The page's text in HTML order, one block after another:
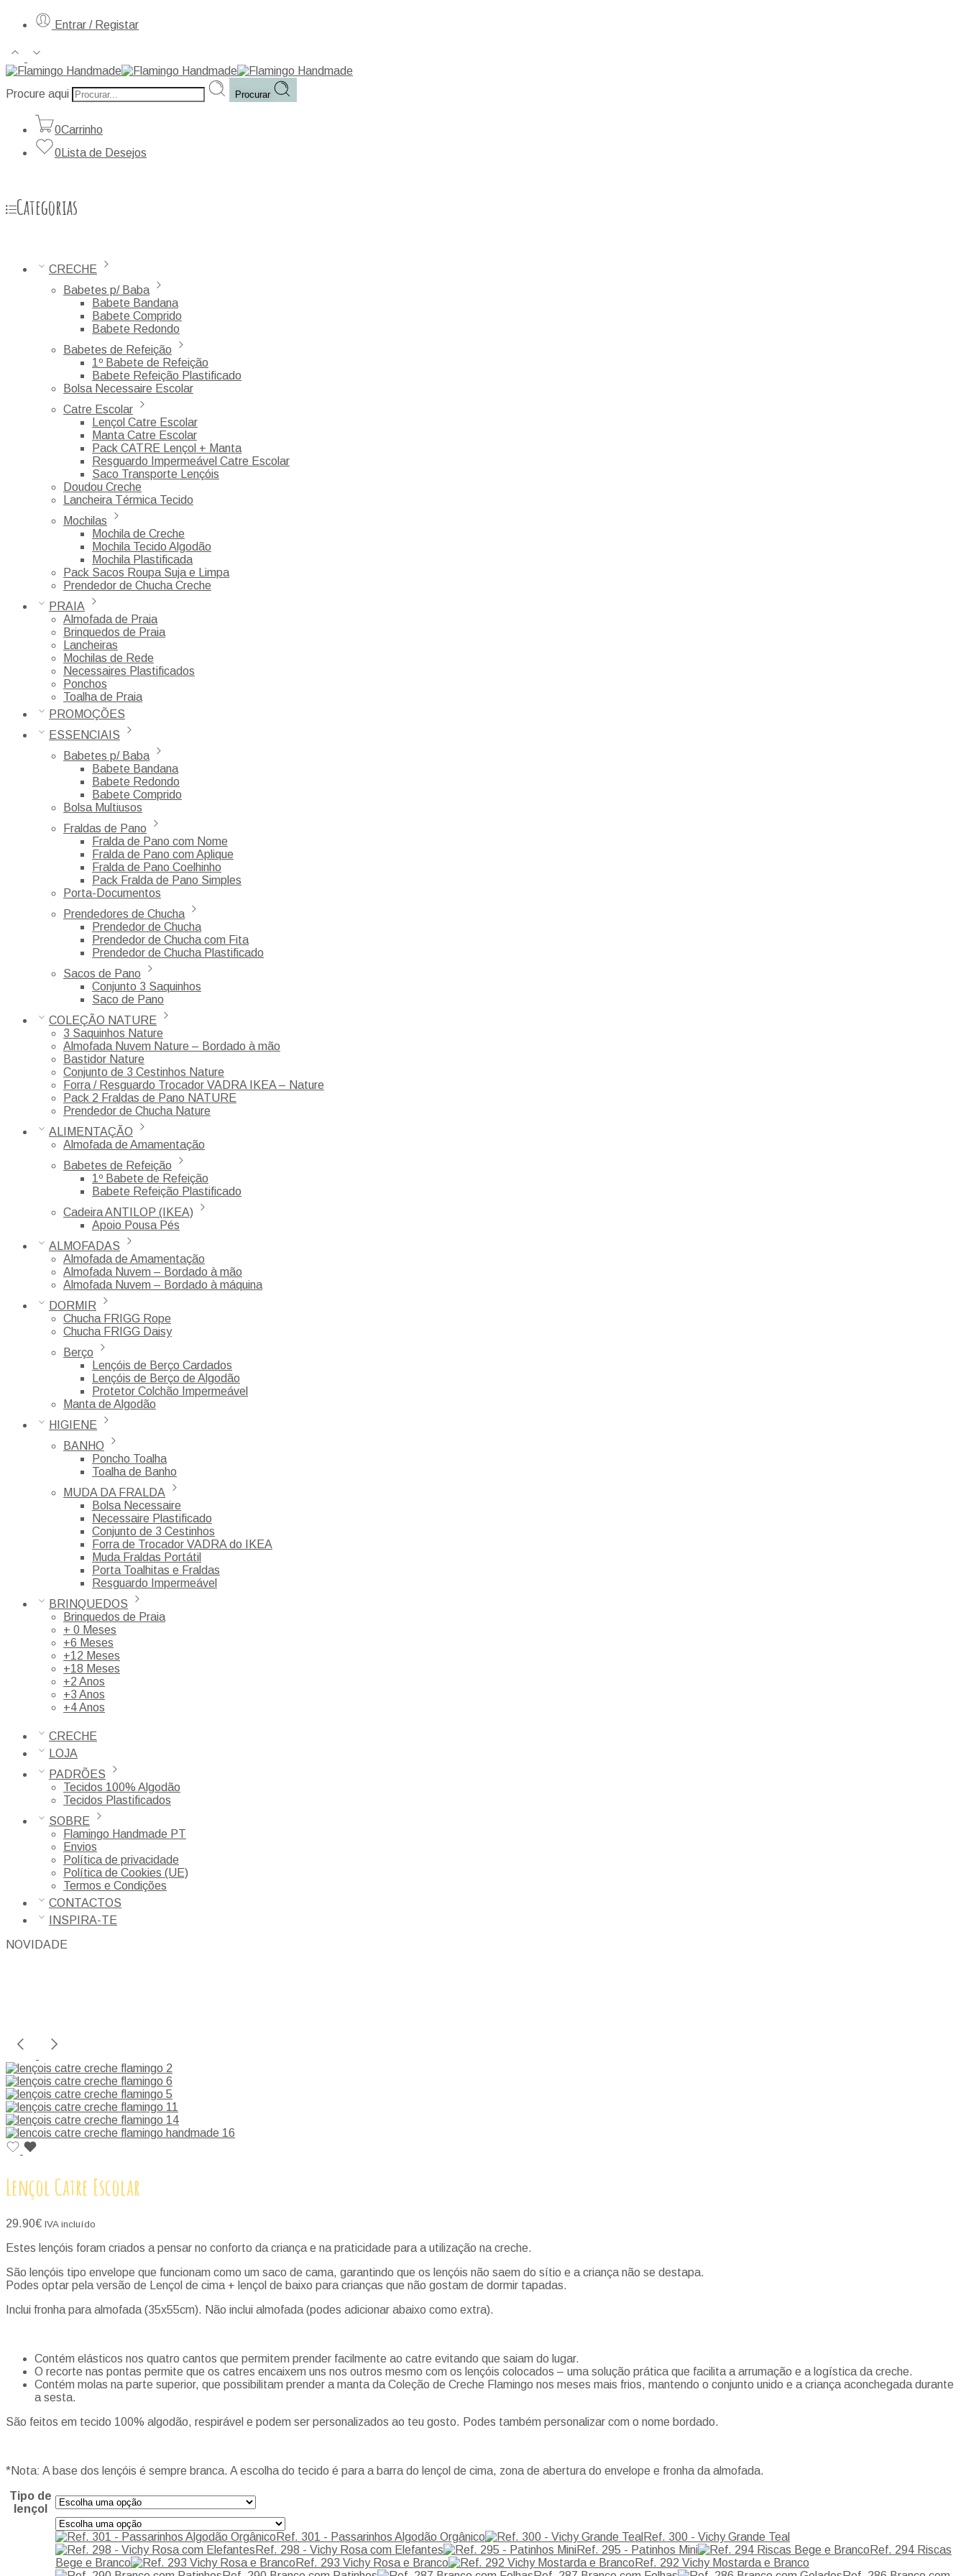
Entrar / Registar
Procure aqui Procurar
0Carrinho
0 Lista de Desejos
Categorias
CRECHE
Babetes p/ Baba
Babete Bandana
Babete Comprido
Babete Redondo
Babetes de Refeição
1º Babete de Refeição
Babete Refeição Plastificado
Bolsa Necessaire Escolar
Catre Escolar
Lençol Catre Escolar
Manta Catre Escolar
Pack CATRE Lençol + Manta
Resguardo Impermeável Catre Escolar
Saco Transporte Lençóis
Doudou Creche
Lancheira Térmica Tecido
Mochilas
Mochila de Creche
Mochila Tecido Algodão
Mochila Plastificada
Pack Sacos Roupa Suja e Limpa
Prendedor de Chucha Creche
PRAIA
Almofada de Praia
Brinquedos de Praia
Lancheiras
Mochilas de Rede
Necessaires Plastificados
Ponchos
Toalha de Praia
PROMOÇÕES
ESSENCIAIS
Babetes p/ Baba
Babete Bandana
Babete Redondo
Babete Comprido
Bolsa Multiusos
Fraldas de Pano
Fralda de Pano com Nome
Fralda de Pano com Aplique
Fralda de Pano Coelhinho
Pack Fralda de Pano Simples
Porta-Documentos
Prendedores de Chucha
Prendedor de Chucha
Prendedor de Chucha com Fita
Prendedor de Chucha Plastificado
Sacos de Pano
Conjunto 3 Saquinhos
Saco de Pano
COLEÇÃO NATURE
3 Saquinhos Nature
Almofada Nuvem Nature – Bordado à mão
Bastidor Nature
Conjunto de 3 Cestinhos Nature
Forra / Resguardo Trocador VADRA IKEA – Nature
Pack 2 Fraldas de Pano NATURE
Prendedor de Chucha Nature
ALIMENTAÇÃO
Almofada de Amamentação
Babetes de Refeição
1º Babete de Refeição
Babete Refeição Plastificado
Cadeira ANTILOP (IKEA)
Apoio Pousa Pés
ALMOFADAS
Almofada de Amamentação
Almofada Nuvem – Bordado à mão
Almofada Nuvem – Bordado à máquina
DORMIR
Chucha FRIGG Rope
Chucha FRIGG Daisy
Berço
Lençóis de Berço Cardados
Lençóis de Berço de Algodão
Protetor Colchão Impermeável
Manta de Algodão
HIGIENE
BANHO
Poncho Toalha
Toalha de Banho
MUDA DA FRALDA
Bolsa Necessaire
Necessaire Plastificado
Conjunto de 3 Cestinhos
Forra de Trocador VADRA do IKEA
Muda Fraldas Portátil
Porta Toalhitas e Fraldas
Resguardo Impermeável
BRINQUEDOS
Brinquedos de Praia
+ 0 Meses
+6 Meses
+12 Meses
+18 Meses
+2 Anos
+3 Anos
+4 Anos
CRECHE
LOJA
PADRÕES
Tecidos 100% Algodão
Tecidos Plastificados
SOBRE
Flamingo Handmade PT
Envios
Política de privacidade
Política de Cookies (UE)
Termos e Condições
CONTACTOS
INSPIRA-TE
NOVIDADE
Lençol Catre Escolar
29.90€ IVA incluído
Estes lençóis foram criados a pensar no conforto da criança e na praticidade para a utilização na creche.
São lençóis tipo envelope que funcionam como um saco de cama, garantindo que os lençóis não saem do sítio e a criança não se destapa.
Podes optar pela versão de Lençol de cima + lençol de baixo para crianças que não gostam de dormir tapadas.
Inclui fronha para almofada (35x55cm). Não inclui almofada (podes adicionar abaixo como extra).
Contém elásticos nos quatro cantos que permitem prender facilmente ao catre evitando que saiam do lugar.
O recorte nas pontas permite que os catres encaixem uns nos outros mesmo com os lençóis colocados – uma solução prática que facilita a arrumação e a logística da creche.
Contém molas na parte superior, que possibilitam prender a manta da Coleção de Creche Flamingo nos meses mais frios, mantendo o conjunto unido e a criança aconchegada durante
a sesta.
São feitos em tecido 100% algodão, respirável e podem ser personalizados ao teu gosto. Podes também personalizar com o nome bordado.
*Nota: A base dos lençóis é sempre branca. A escolha do tecido é para a barra do lençol de cima, zona de abertura do envelope e fronha da almofada.
Tipo de
lençol
Ref. 301 - Passarinhos Algodão Orgânico
Ref. 300 - Vichy Grande Teal
Ref. 298 - Vichy Rosa com Elefantes
Ref. 295 - Patinhos Mini
Ref. 294 Riscas
Bege e Branco
Ref. 293 Vichy Rosa e Branco
Ref. 292 Vichy Mostarda e Branco